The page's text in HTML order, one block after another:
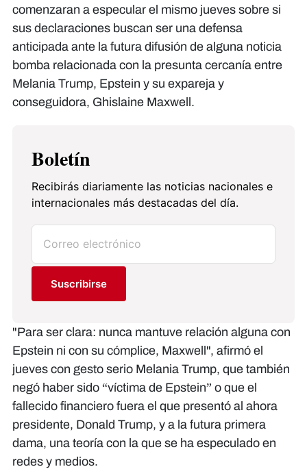
comenzaran a especular el mismo jueves sobre si
sus declaraciones buscan ser una defensa
anticipada ante la futura difusión de alguna noticia
bomba relacionada con la presunta cercanía entre
Melania Trump, Epstein y su expareja y
conseguidora, Ghislaine Maxwell.
Boletín
Recibirás diariamente las noticias nacionales e
internacionales más destacadas del día.
Suscribirse
"Para ser clara: nunca mantuve relación alguna con
Epstein ni con su cómplice, Maxwell", afirmó el
jueves con gesto serio Melania Trump, que también
negó haber sido “víctima de Epstein” o que el
fallecido financiero fuera el que presentó al ahora
presidente, Donald Trump, y a la futura primera
dama, una teoría con la que se ha especulado en
redes y medios.